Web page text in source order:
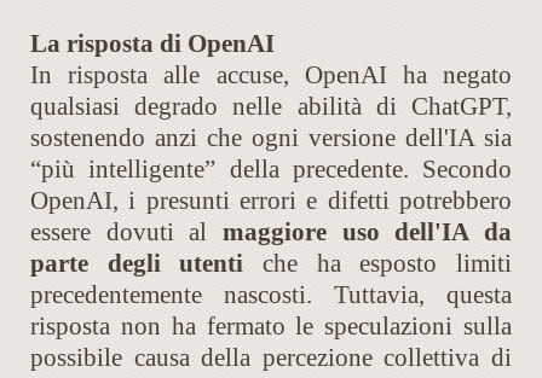
La risposta di OpenAI
In risposta alle accuse, OpenAI ha negato
qualsiasi degrado nelle abilità di ChatGPT,
sostenendo anzi che ogni versione dell'IA sia
“più intelligente” della precedente. Secondo
OpenAI, i presunti errori e difetti potrebbero
essere dovuti al maggiore uso dell'IA da
parte degli utenti che ha esposto limiti
precedentemente nascosti. Tuttavia, questa
risposta non ha fermato le speculazioni sulla
possibile causa della percezione collettiva di